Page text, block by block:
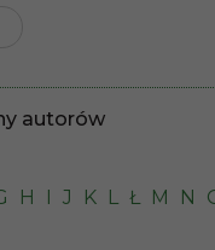
autorów
H I J K L Ł M N